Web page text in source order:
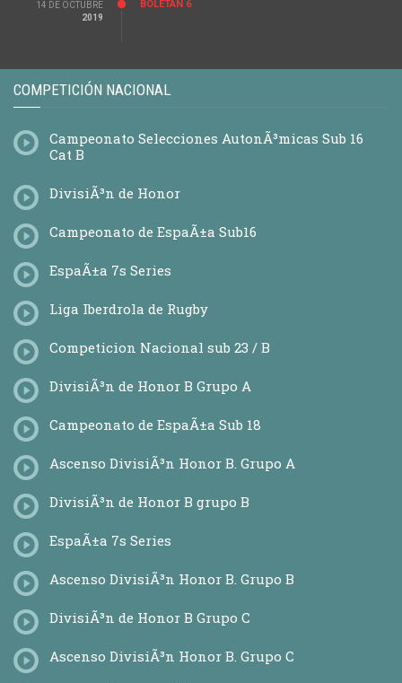
14 DE OCTUBRE
2019
BOLETÃ­N 6
COMPETICIÓN NACIONAL
Campeonato Selecciones AutonÃ³micas Sub 16
Cat B
DivisiÃ³n de Honor
Campeonato de EspaÃ±a Sub16
EspaÃ±a 7s Series
Liga Iberdrola de Rugby
Competicion Nacional sub 23 / B
DivisiÃ³n de Honor B Grupo A
Campeonato de EspaÃ±a Sub 18
Ascenso DivisiÃ³n Honor B. Grupo A
DivisiÃ³n de Honor B grupo B
EspaÃ±a 7s Series
Ascenso DivisiÃ³n Honor B. Grupo B
DivisiÃ³n de Honor B Grupo C
Ascenso DivisiÃ³n Honor B. Grupo C